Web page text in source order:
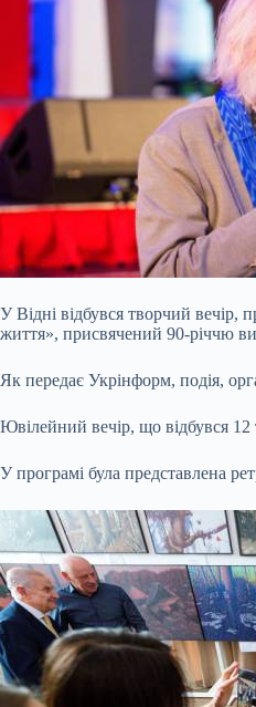
У Відні відбувся творчий
життя», присвячений 90-річчю
Як передає Укрінформ, подія,
Ювілейний вечір, що відбувся 12
У програмі була представлена